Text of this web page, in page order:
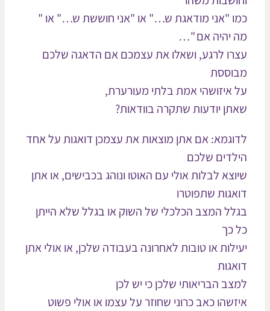
"אני מודאגת ש…" או "אני חוששת ש…" או "
יהיה אם "…
לרגע, ושאלו את עצמכם אם הדאגה שלכם
איזושהי אמת בלתי מעורערת,
יודעות שתקרה בוודאות?
אם אתן מוצאות את עצמכן דואגות על אחד
שלכם
לבלות אולי עם האוטו ונוהג בכבישים, או אתן
שתפוטרו
המצב הכלכלי של השוק או בגלל שלא הייתן
או טובות לאחרונה בעבודה שלכן, או אולי אתן
הבריאותי שלכן כי יש לכן
כאב כרוני שחוזר על עצמו או אולי פשוט